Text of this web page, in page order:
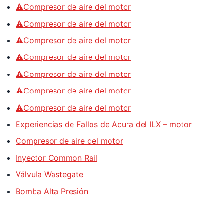
⚠️Compresor de aire del motor
⚠️Compresor de aire del motor
⚠️Compresor de aire del motor
⚠️Compresor de aire del motor
⚠️Compresor de aire del motor
⚠️Compresor de aire del motor
⚠️Compresor de aire del motor
Experiencias de Fallos de Acura del ILX – motor
Compresor de aire del motor
Inyector Common Rail
Válvula Wastegate
Bomba Alta Presión